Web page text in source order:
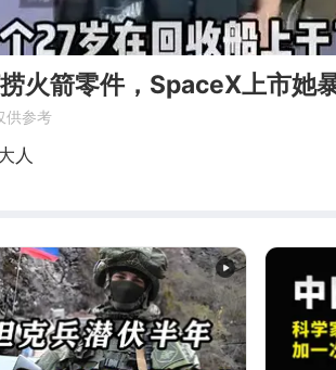
火箭零件，SpaceX上市她
供参考
人